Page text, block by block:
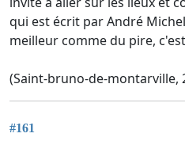
qui est écrit par André
meilleur comme du pire,
(Saint-bruno-de-montarville,
#161